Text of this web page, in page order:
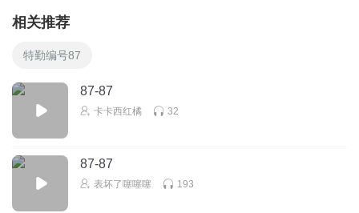
相关推荐
特勤编号87
87-87
卡卡西红橘 32
87-87
表坏了噻噻噻 193